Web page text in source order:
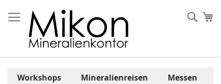
Inhalt
springen
Workshops Mineralienreisen Messen